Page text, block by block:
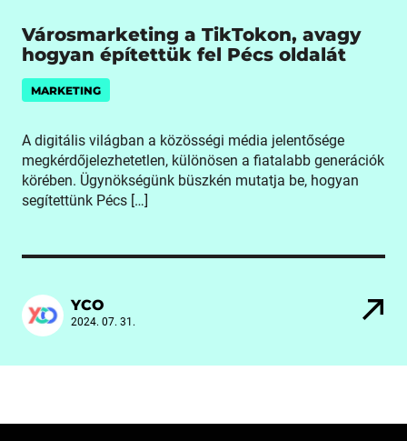
Városmarketing a TikTokon, avagy
hogyan építettük fel Pécs oldalát
MARKETING
A digitális világban a közösségi média jelentősége
megkérdőjelezhetetlen, különösen a fiatalabb generációk
körében. Ügynökségünk büszkén mutatja be, hogyan
segítettünk Pécs […]
YCO
2024. 07. 31.